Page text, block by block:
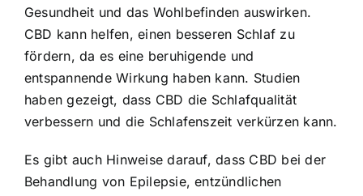
Gesundheit und das Wohlbefinden auswirken.
CBD kann helfen, einen besseren Schlaf zu
fördern, da es eine beruhigende und
entspannende Wirkung haben kann. Studien
haben gezeigt, dass CBD die Schlafqualität
verbessern und die Schlafenszeit verkürzen kann.
Es gibt auch Hinweise darauf, dass CBD bei der
Behandlung von Epilepsie, entzündlichen